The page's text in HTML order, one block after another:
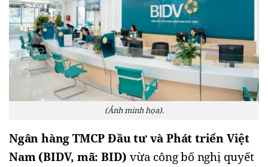
(Ảnh minh họa).
Ngân hàng TMCP Đầu tư và Phát triển Việt
Nam (BIDV, mã: BID) vừa công bố nghị quyết